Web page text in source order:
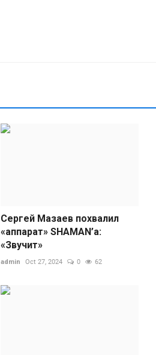
Сергей Мазаев похвалил
«аппарат» SHAMAN’а:
«Звучит»
admin Oct 27, 2024 0 62